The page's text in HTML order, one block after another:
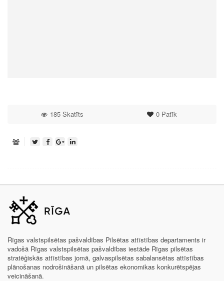
0Patīk
185 Skatīts
Rīgas valstspilsētas pašvaldības Pilsētas attīstības departaments ir
vadošā Rīgas valstspilsētas pašvaldības iestāde Rīgas pilsētas
stratēģiskās attīstības jomā, galvaspilsētas sabalansētas attīstības
plānošanas nodrošināšanā un pilsētas ekonomikas konkurētspējas
veicināšanā.